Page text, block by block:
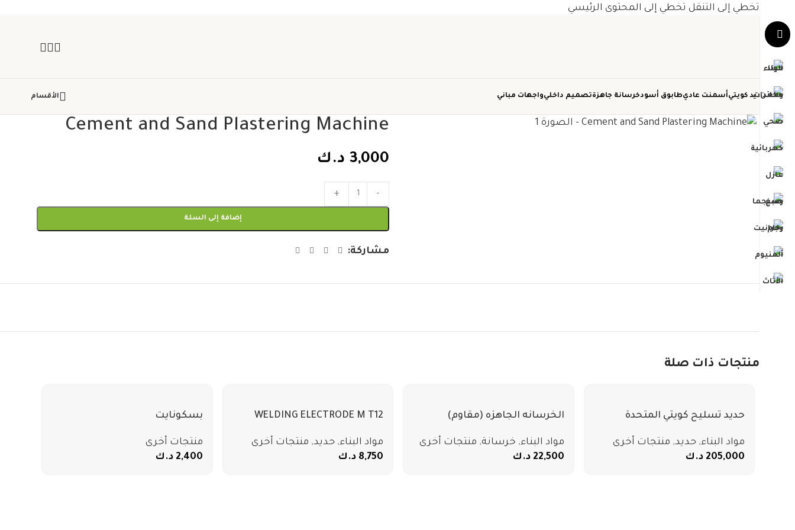
تخطي إلى التنقل تخطي إلى المحتوى الرئيسي
حديد كويتيأسمنت عاديطابوق أسودخرسانة جاهزةتصميم داخليواجهات مباني الأقسام
Cement and Sand Plastering Machine
3,000 د.ك
إضافة إلى السلة
مشاركة:
منتجات ذات صلة
حديد تسليح كويتي المتحدة
مواد البناء, حديد, منتجات أخرى
205,000 د.ك
الخرسانه الجاهزه (مقاوم)
مواد البناء, خرسانة, منتجات أخرى
22,500 د.ك
WELDING ELECTRODE M T12
مواد البناء, حديد, منتجات أخرى
8,750 د.ك
بسكونايت
منتجات أخرى
2,400 د.ك